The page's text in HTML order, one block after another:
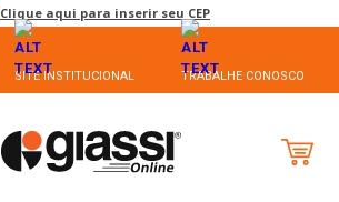
Clique aqui para inserir seu CEP
SITE INSTITUCIONAL TRABALHE CONOSCO